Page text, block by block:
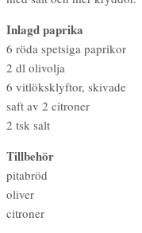
Inlagd paprika
6 röda spetsiga paprikor
2 dl olivolja
6 vitlöksklyftor, skivade
saft av 2 citroner
2 tsk salt
Tillbehör
pitabröd
oliver
citroner